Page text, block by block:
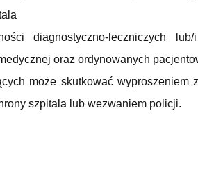
diagnostyczno-leczniczych lub/
oraz ordynowanych
może skutkować wyproszeniem
szpitala lub wezwaniem policji.